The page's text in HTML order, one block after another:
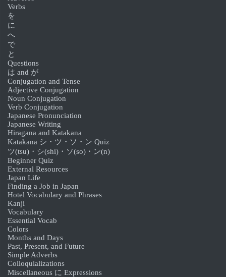
Verbs
を
に
へ
で
と
Questions
は and が
Conjugation and Tense
Adjective Conjugation
Noun Conjugation
Verb Conjugation
Japanese Pronunciation
Japanese Writing
Hiragana and Katakana
Katakana シ・ツ・ソ・ン Quiz
ツ(tsu)・シ(shi)・ソ(so)・ン(n)
Beginner Quiz
External Resources
Japan Life
Finding a Job in Japan
Hotel Vocabulary and Phrases
Kanji
Vocabulary
Essential Vocab
Colors
Months and Days
Past, Present, and Future
Simple Adverbs
Colloquializations
Miscellaneous に Expressions